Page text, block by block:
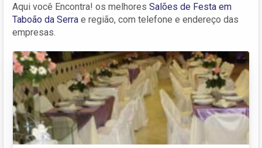
Aqui você Encontra! os melhores Salões de Festa em
Taboão da Serra e região, com telefone e endereço das
empresas.